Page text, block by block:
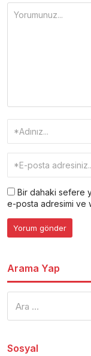
Bir dahaki sefere
e-posta adresimi ve
Arama Yap
Sosyal